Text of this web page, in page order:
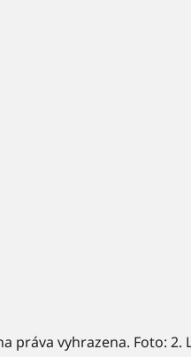
práva vyhrazena. Foto: 2.